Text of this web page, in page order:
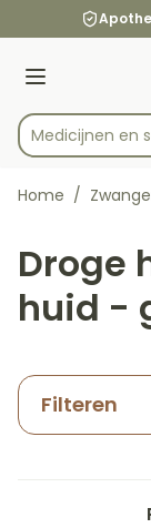
Ga naar de
Menu
Product, merk,
Home /
Droge
huid -
Filteren